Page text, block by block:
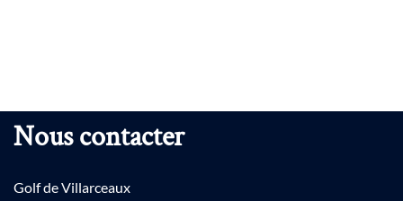
Nous contacter
Golf de Villarceaux